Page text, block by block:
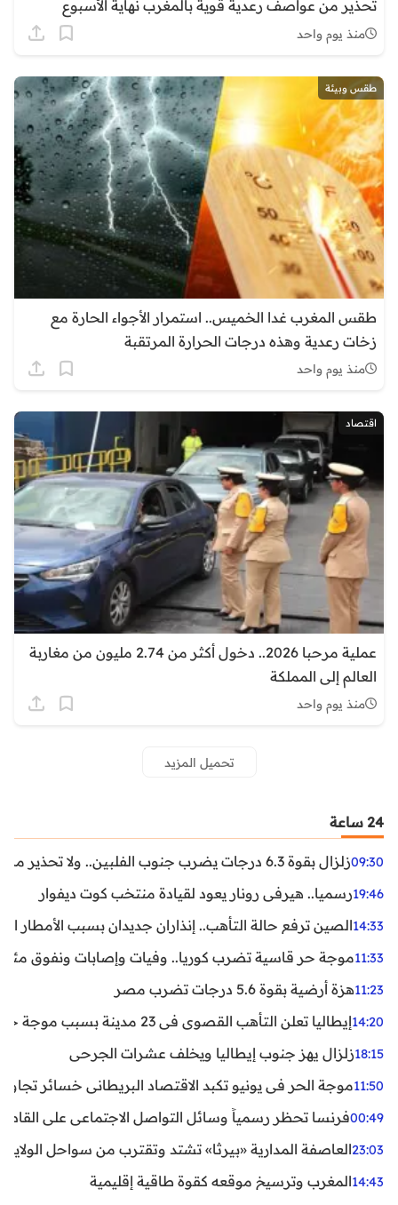
تحذير من عواصف رعدية قوية بالمغرب نهاية الأسبوع
منذ يوم واحد
طقس وبيئة
طقس المغرب غدا الخميس.. استمرار الأجواء الحارة مع
زخات رعدية وهذه درجات الحرارة المرتقبة
منذ يوم واحد
اقتصاد
عملية مرحبا 2026.. دخول أكثر من 2.74 مليون من مغاربة
العالم إلى المملكة
منذ يوم واحد
تحميل المزيد
24 ساعة
09:30زلزال بقوة 6.3 درجات يضرب جنوب الفلبين.. ولا تحذير من تسونامي حتى الآن
19:46رسميا.. هيرفي رونار يعود لقيادة منتخب كوت ديفوار
14:33الصين ترفع حالة التأهب.. إنذاران جديدان بسبب الأمطار
11:33موجة حر قاسية تضرب كوريا.. وفيات وإصابات ونفوق مئات
11:23هزة أرضية بقوة 5.6 درجات تضرب مصر
14:20إيطاليا تعلن التأهب القصوى في 23 مدينة بسبب موجة حر شديدة
18:15زلزال يهز جنوب إيطاليا ويخلف عشرات الجرحى
11:50موجة الحر في يونيو تكبد الاقتصاد البريطاني خسائر تجاوزت 1.5 مليار
00:49فرنسا تحظر رسمياً وسائل التواصل الاجتماعي على القاصرين
23:03العاصفة المدارية «بيرثا» تشتد وتقترب من سواحل
14:43المغرب وترسيخ موقعه كقوة طاقية إقليمية